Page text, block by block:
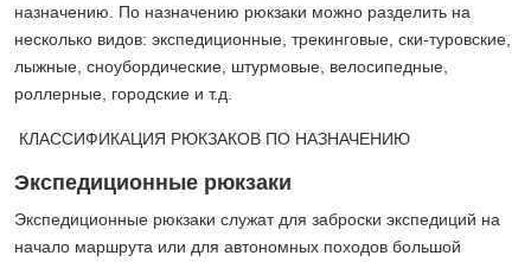
назначению. По назначению рюкзаки можно разделить на
несколько видов: экспедиционные, трекинговые, ски-туровские,
лыжные, сноубордические, штурмовые, велосипедные,
роллерные, городские и т.д.
КЛАССИФИКАЦИЯ РЮКЗАКОВ ПО НАЗНАЧЕНИЮ
Экспедиционные рюкзаки
Экспедиционные рюкзаки служат для заброски экспедиций на
начало маршрута или для автономных походов большой